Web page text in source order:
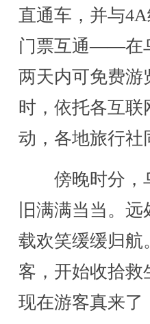
直通车，并与
门票互通——在
两天内可免费游
时，依托各互联
动，各地旅行社
傍晚时分，
旧满满当当。
载欢笑缓缓归航
客，开始收拾救
现在游客真来了